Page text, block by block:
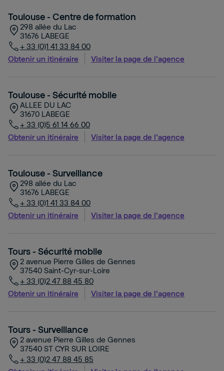
Toulouse - Centre de formation
298 allée du Lac
31676 LABEGE
+ 33 (0)1 41 33 84 00
Obtenir un itinéraire
Visiter la page de l'agence
Toulouse - Sécurité mobile
ALLEE DU LAC
31670 LABEGE
+ 33 (0)5 61 14 66 00
Obtenir un itinéraire
Visiter la page de l'agence
Toulouse - Surveillance
298 allée du Lac
31676 LABEGE
+ 33 (0)1 41 33 84 00
Obtenir un itinéraire
Visiter la page de l'agence
Tours - Sécurité mobile
2 avenue Pierre Gilles de Gennes
37540 Saint-Cyr-sur-Loire
+ 33 (0)2 47 88 45 80
Obtenir un itinéraire
Visiter la page de l'agence
Tours - Surveillance
2 avenue Pierre Gilles de Gennes
37540 ST CYR SUR LOIRE
+ 33 (0)2 47 88 45 85